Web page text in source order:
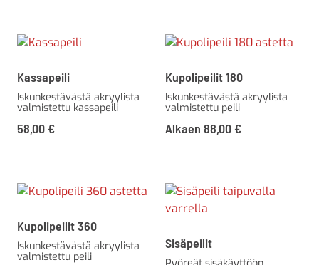
Kassapeili
Iskunkestävästä akryylista
valmistettu kassapeili
58,00 €
Kupolipeilit 180
Iskunkestävästä akryylista
valmistettu peili
Alkaen 88,00 €
Kupolipeilit 360
Iskunkestävästä akryylista
valmistettu peili
Sisäpeilit